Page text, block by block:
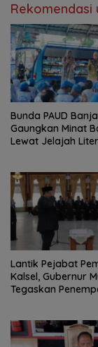
Rekomendasi
Bunda PAUD
Gaungkan Minat
Lewat Jelajah
Lantik Pejabat
Kalsel, Gubernur
Tegaskan